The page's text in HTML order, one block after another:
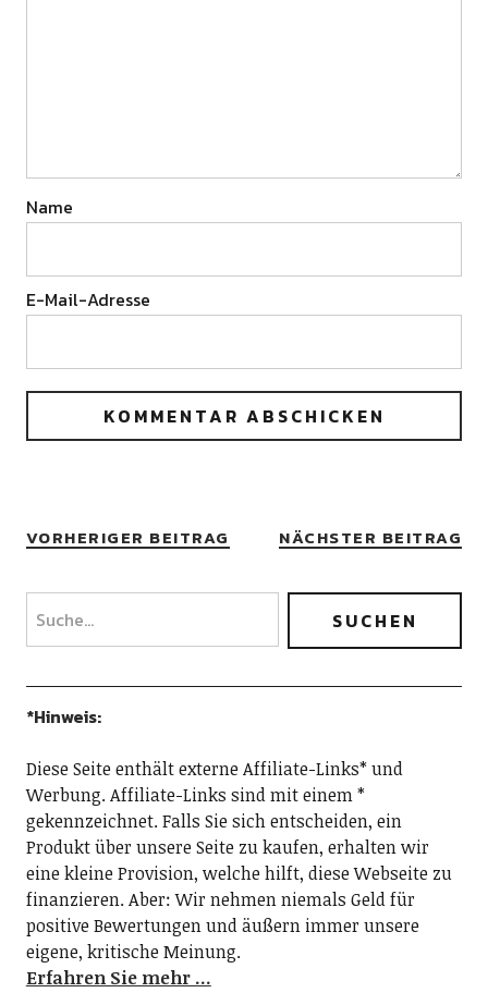
Name
E-Mail-Adresse
VORHERIGER BEITRAG NÄCHSTER BEITRAG
*Hinweis:
Diese Seite enthält externe Affiliate-Links* und
Werbung. Affiliate-Links sind mit einem *
gekennzeichnet. Falls Sie sich entscheiden, ein
Produkt über unsere Seite zu kaufen, erhalten wir
eine kleine Provision, welche hilft, diese Webseite zu
finanzieren. Aber: Wir nehmen niemals Geld für
positive Bewertungen und äußern immer unsere
eigene, kritische Meinung.
Erfahren Sie mehr …